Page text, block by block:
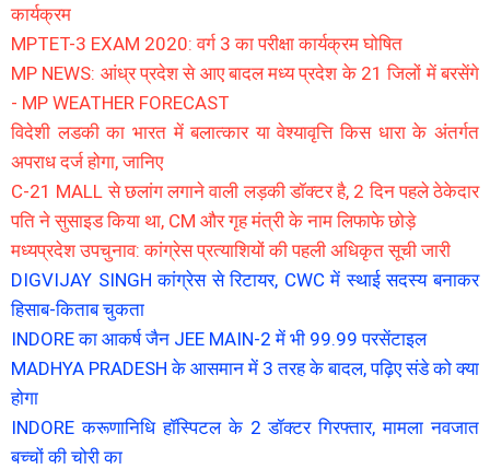
कार्यक्रम
MPTET-3 EXAM 2020: वर्ग 3 का परीक्षा कार्यक्रम घोषित
MP NEWS: आंध्र प्रदेश से आए बादल मध्य प्रदेश के 21 जिलों में बरसेंगे
- MP WEATHER FORECAST
विदेशी लडकी का भारत में बलात्कार या वेश्यावृत्ति किस धारा के अंतर्गत
अपराध दर्ज होगा, जानिए
C-21 MALL से छलांग लगाने वाली लड़की डॉक्टर है, 2 दिन पहले ठेकेदार
पति ने सुसाइड किया था, CM और गृह मंत्री के नाम लिफाफे छोड़े
मध्यप्रदेश उपचुनाव: कांग्रेस प्रत्याशियों की पहली अधिकृत सूची जारी
DIGVIJAY SINGH कांग्रेस से रिटायर, CWC में स्थाई सदस्य बनाकर
हिसाब-किताब चुकता
INDORE का आकर्ष जैन JEE MAIN-2 में भी 99.99 परसेंटाइल
MADHYA PRADESH के आसमान में 3 तरह के बादल, पढ़िए संडे को क्या
होगा
INDORE करूणानिधि हॉस्पिटल के 2 डॉक्टर गिरफ्तार, मामला नवजात
बच्चों की चोरी का